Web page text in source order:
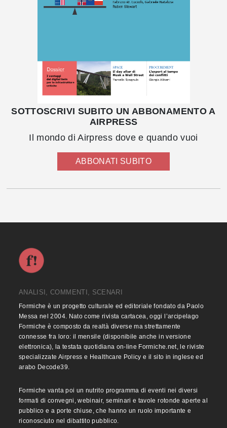
SOTTOSCRIVI SUBITO UN ABBONAMENTO A
AIRPRESS
Il mondo di Airpress dove e quando vuoi
ABBONATI SUBITO
ANALISI, COMMENTI, SCENARI
Formiche è un progetto culturale ed editoriale fondato da Paolo
Messa nel 2004. Nato come rivista cartacea, oggi l’arcipelago
Formiche è composto da realtà diverse ma strettamente
connesse fra loro: il mensile (disponibile anche in versione
elettronica), la testata quotidiana on-line Formiche.net, le riviste
specializzate Airpress e Healthcare Policy e il sito in inglese ed
arabo Decode39.
Formiche vanta poi un nutrito programma di eventi nei diversi
formati di convegni, webinair, seminari e tavole rotonde aperte al
pubblico e a porte chiuse, che hanno un ruolo importante e
riconosciuto nel dibattito pubblico.